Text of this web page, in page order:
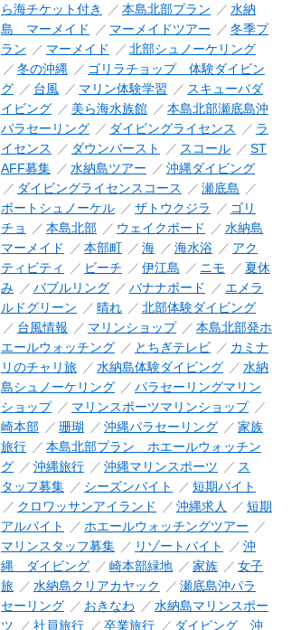
ら海チケット付き
本島北部プラン
水納
島 マーメイド
マーメイドツアー
冬季プ
ラン
マーメイド
北部シュノーケリング
冬の沖縄
ゴリラチョップ 体験ダイビン
グ
台風 マリン体験学習
スキューバダ
イビング
美ら海水族館
本島北部瀬底島沖
パラセーリング
ダイビングライセンス
ラ
イセンス
ダウンバースト スコール
ST
AFF募集
水納島ツアー
沖縄ダイビング
ダイビングライセンスコース
瀬底島
ボートシュノーケル
ザトウクジラ
ゴリ
チョ
本島北部 ウェイクボード
水納島
マーメイド
本部町 海 海水浴
アク
ティビティ
ビーチ 伊江島 ニモ
夏休
み
バブルリング バナナボード
エメラ
ルドグリーン
晴れ
北部体験ダイビング
台風情報
マリンショップ
本島北部発ホ
エールウォッチング
とちぎテレビ
カミナ
リのチャリ旅
水納島体験ダイビング
水納
島シュノーケリング
パラセーリングマリン
ショップ
マリンスポーツマリンショップ
崎本部
珊瑚 沖縄パラセーリング
家族
旅行
本島北部プラン ホエールウォッチン
グ
沖縄旅行 沖縄マリンスポーツ
ス
タッフ募集
シーズンバイト
短期バイト
クロワッサンアイランド
沖縄求人
短期
アルバイト
ホエールウォッチングツアー
マリンスタッフ募集
リゾートバイト
沖
縄 ダイビング
崎本部緑地 家族
女子
旅
水納島クリアカヤック
瀬底島沖パラ
セーリング
おきなわ
水納島マリンスポー
ツ
社員旅行 卒業旅行 ダイビング 沖